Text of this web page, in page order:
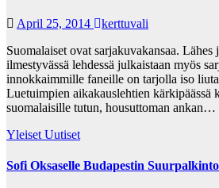
April 25, 2014
kerttuvali
Suomalaiset ovat sarjakuvakansaa. Lähes
ilmestyvässä lehdessä julkaistaan myös
innokkaimmille faneille on tarjolla iso
Luetuimpien aikakauslehtien kärkipäässä
suomalaisille tutun, housuttoman ankan…
Yleiset Uutiset
Sofi Oksaselle Budapestin Suurpalkinto